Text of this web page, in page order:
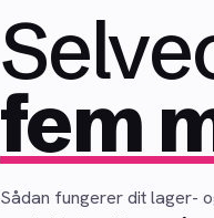
fem
Sådan fungerer dit lager-